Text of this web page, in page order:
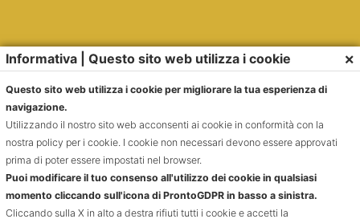
Informativa | Questo sito web utilizza i cookie ×
Questo sito web utilizza i cookie per migliorare la tua esperienza di
navigazione.
Utilizzando il nostro sito web acconsenti ai cookie in conformità con la
nostra policy per i cookie. I cookie non necessari devono essere approvati
prima di poter essere impostati nel browser.
Puoi modificare il tuo consenso all'utilizzo dei cookie in qualsiasi
momento cliccando sull'icona di ProntoGDPR in basso a sinistra.
Cliccando sulla X in alto a destra rifiuti tutti i cookie e accetti la